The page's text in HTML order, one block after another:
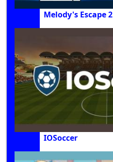
Melody's Escape 2
IOSoccer